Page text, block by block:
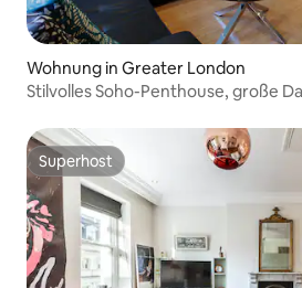
Wohnung in Greater London
Stilvolles Soho-Penthouse, große
Superhost
Superhost